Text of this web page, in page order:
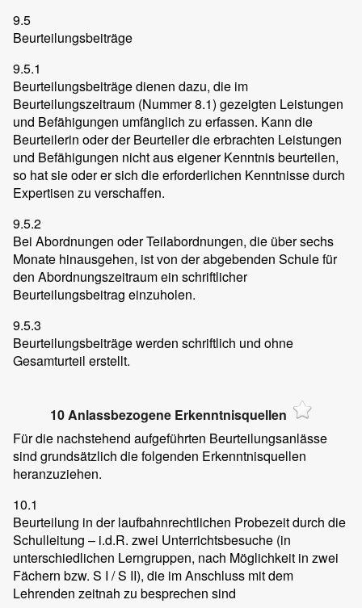
9.5
Beurteilungsbeiträge
9.5.1
Beurteilungsbeiträge dienen dazu, die im
Beurteilungszeitraum (Nummer 8.1) gezeigten Leistungen
und Befähigungen umfänglich zu erfassen. Kann die
Beurteilerin oder der Beurteiler die erbrachten Leistungen
und Befähigungen nicht aus eigener Kenntnis beurteilen,
so hat sie oder er sich die erforderlichen Kenntnisse durch
Expertisen zu verschaffen.
9.5.2
Bei Abordnungen oder Teilabordnungen, die über sechs
Monate hinausgehen, ist von der abgebenden Schule für
den Abordnungszeitraum ein schriftlicher
Beurteilungsbeitrag einzuholen.
9.5.3
Beurteilungsbeiträge werden schriftlich und ohne
Gesamturteil erstellt.
10 Anlassbezogene Erkenntnisquellen
Für die nachstehend aufgeführten Beurteilungsanlässe
sind grundsätzlich die folgenden Erkenntnisquellen
heranzuziehen.
10.1
Beurteilung in der laufbahnrechtlichen Probezeit durch die
Schulleitung – i.d.R. zwei Unterrichtsbesuche (in
unterschiedlichen Lerngruppen, nach Möglichkeit in zwei
Fächern bzw. S I / S II), die im Anschluss mit dem
Lehrenden zeitnah zu besprechen sind